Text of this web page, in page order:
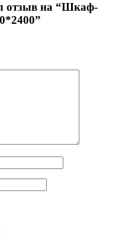
отзыв на “Шкаф-